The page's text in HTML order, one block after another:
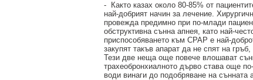
-
Както казах около 80-85% от
най-добрият начин за лечение.
провежда предимно при по-млади
обструктивна сънна апнея, като най-
приспособяването към CPAP е най-
закупят такъв апарат да не спят на
Тези две неща още повече влошават
трахеобронхиалното дърво става още
води винаги до подобряване на сънната